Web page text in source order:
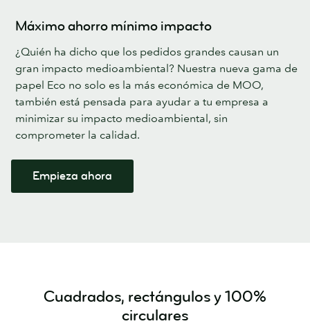
Máximo ahorro mínimo impacto
¿Quién ha dicho que los pedidos grandes causan un
gran impacto medioambiental? Nuestra nueva gama de
papel Eco no solo es la más económica de MOO,
también está pensada para ayudar a tu empresa a
minimizar su impacto medioambiental, sin
comprometer la calidad.
Empieza ahora
Cuadrados, rectángulos y 100%
circulares